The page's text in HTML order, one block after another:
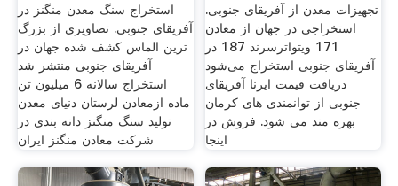
استخراج سنگ معدن منگنز در
آفریقای جنوبی. تصاویری از بزرگ
ترین الماس کشف شده جهان در
آفریقای جنوبی منتشر شد
استخراج سالانه 6 میلیون تن
ماده ازمعادن لرستان دنیای معدن
تولید سنگ منگنز دانه بندی در
شرکت معادن منگنز ایران
تجهیزات معدن از آفریقای جنوبی.
استخراجی در جهان از معادن
171 ویتواترسرند 187 در
آفریقای جنوبی استخراج می‌شود
دریافت قیمت ایرنا آفریقای
جنوبی از توانمندی های کرمان
بهره مند می شود. فروش در
اینجا